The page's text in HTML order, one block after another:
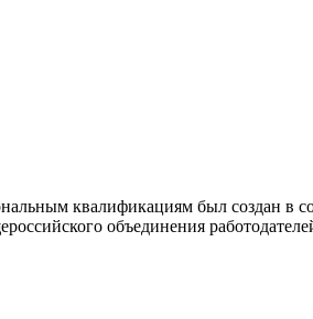
квалификациям был создан в
объединения